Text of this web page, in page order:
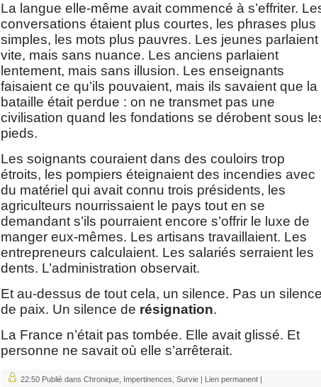
La langue elle-même avait commencé à s’effriter.
conversations étaient plus courtes, les phrases plus
simples, les mots plus pauvres. Les jeunes parlaient
vite, mais sans nuance. Les anciens parlaient
lentement, mais sans illusion. Les enseignants
faisaient ce qu’ils pouvaient, mais ils savaient que la
bataille était perdue : on ne transmet pas une
civilisation quand les fondations se dérobent sous
pieds.
Les soignants couraient dans des couloirs trop
étroits, les pompiers éteignaient des incendies avec
du matériel qui avait connu trois présidents, les
agriculteurs nourrissaient le pays tout en se
demandant s’ils pourraient encore s’offrir le luxe de
manger eux-mêmes. Les artisans travaillaient. Les
entrepreneurs calculaient. Les salariés serraient les
dents. L’administration observait.
Et au-dessus de tout cela, un silence. Pas un
de paix. Un silence de résignation.
La France n’était pas tombée. Elle avait glissé. Et
personne ne savait où elle s’arrêterait.
22:50 Publié dans Chronique Impertinences Survie | Lien permanent |